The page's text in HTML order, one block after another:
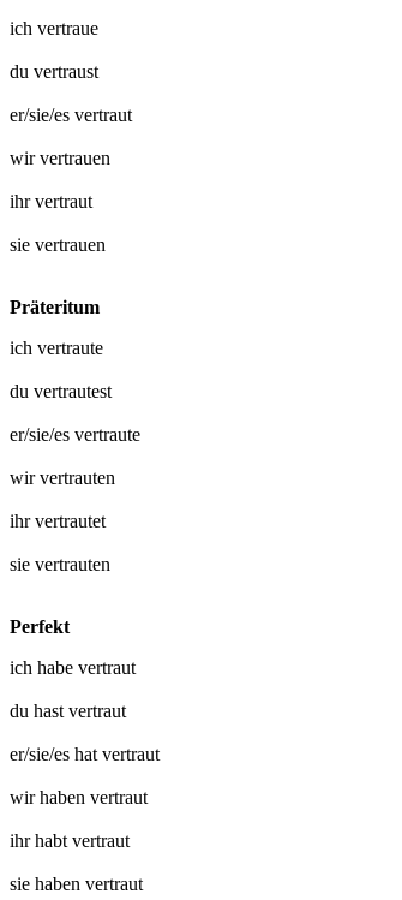
ich vertraue
du vertraust
er/sie/es vertraut
wirvertrauen
ihrvertraut
sie vertrauen
Präteritum
ich vertraute
du vertrautest
er/sie/es vertraute
wirvertrauten
ihrvertrautet
sie vertrauten
Perfekt
ich habe vertraut
du hast vertraut
er/sie/es hat vertraut
wir haben vertraut
ihr habt vertraut
sie haben vertraut